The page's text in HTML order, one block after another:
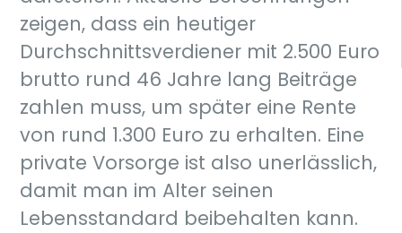
zeigen, dass ein heutiger
Durchschnittsverdiener mit 2.500 Euro
brutto rund 46 Jahre lang Beiträge
zahlen muss, um später eine Rente
von rund 1.300 Euro zu erhalten. Eine
private Vorsorge ist also unerlässlich,
damit man im Alter seinen
Lebensstandard beibehalten kann.